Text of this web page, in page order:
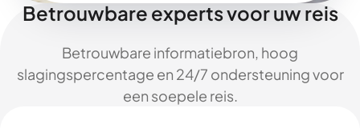
Betrouwbare experts voor uw reis
Betrouwbare informatiebron, hoog
slagingspercentage en 24/7 ondersteuning voor
een soepele reis.